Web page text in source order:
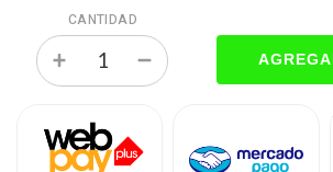
CANTIDAD